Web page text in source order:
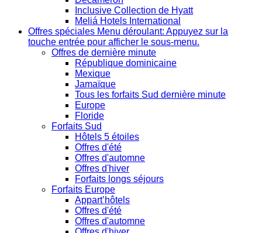
Inclusive Collection de Hyatt
Meliá Hotels International
Offres spéciales Menu déroulant: Appuyez sur la
touche entrée pour afficher le sous-menu.
Offres de dernière minute
République dominicaine
Mexique
Jamaïque
Tous les forfaits Sud dernière minute
Europe
Floride
Forfaits Sud
Hôtels 5 étoiles
Offres d'été
Offres d'automne
Offres d'hiver
Forfaits longs séjours
Forfaits Europe
Appart’hôtels
Offres d'été
Offres d'automne